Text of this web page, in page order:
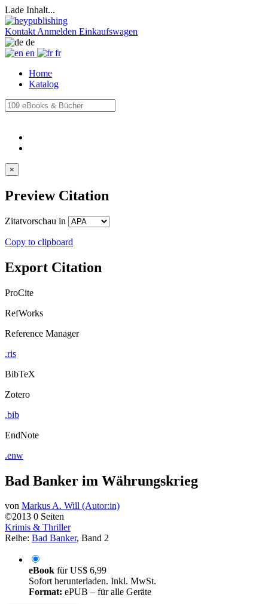
Lade Inhalt...
Kontakt Anmelden Einkaufswagen
de
en
fr
Home
Katalog
×
Preview Citation
Zitatvorschau in
Copy to clipboard
Export Citation
ProCite
RefWorks
Reference Manager
.ris
BibTeX
Zotero
.bib
EndNote
.enw
Bad Banker im Währungskrieg
von Markus A. Will (Autor:in)
©2013 0 Seiten
Krimis & Thriller
Reihe: Bad Banker, Band 2
eBook fürUS$ 6,99
Sofort herunterladen. Inkl. MwSt.
Format: ePUB – für alle Geräte